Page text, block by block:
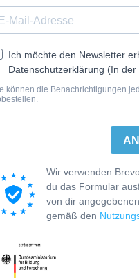
Ich möchte den Newsletter
Datenschutzerklärung (In
können die Benachrichtigungen
Wir verwenden
du das Formular
von dir
gemäß den